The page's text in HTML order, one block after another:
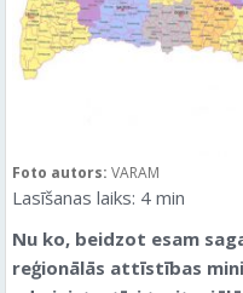
Foto autors: VARAM
Lasīšanas laiks: 4 min
Nu ko, beidzot esam
reģionālās attīstības